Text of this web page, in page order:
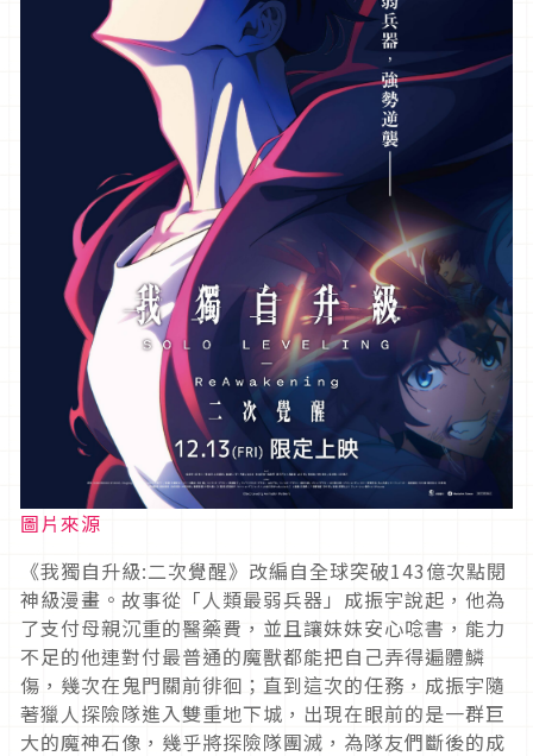
圖片來源
《我獨自升級:二次覺醒》改編自全球突破143億次點閱
神級漫畫。故事從「人類最弱兵器」成振宇說起，他為
了支付母親沉重的醫藥費，並且讓妹妹安心唸書，能力
不足的他連對付最普通的魔獸都能把自己弄得遍體鱗
傷，幾次在鬼門關前徘徊；直到這次的任務，成振宇隨
著獵人探險隊進入雙重地下城，出現在眼前的是一群巨
大的魔神石像，幾乎將探險隊團滅，為隊友們斷後的成